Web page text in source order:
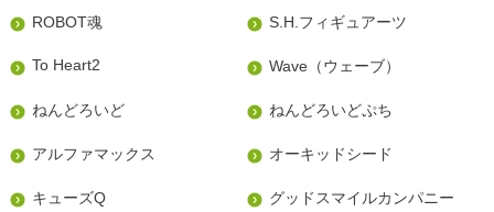
ROBOT魂
S.H.フィギュアーツ
To Heart2 Wave（ウェーブ）
ねんどろいど ねんどろいどぷち
アルファマックス オーキッドシード
キューズQ グッドスマイルカンパニー